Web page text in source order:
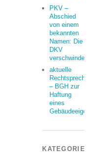
PKV –
Abschied
von einem
bekannten
Namen: Die
DKV
verschwindet
aktuelle
– BGH zur
Haftung
eines
KATEGORIEN